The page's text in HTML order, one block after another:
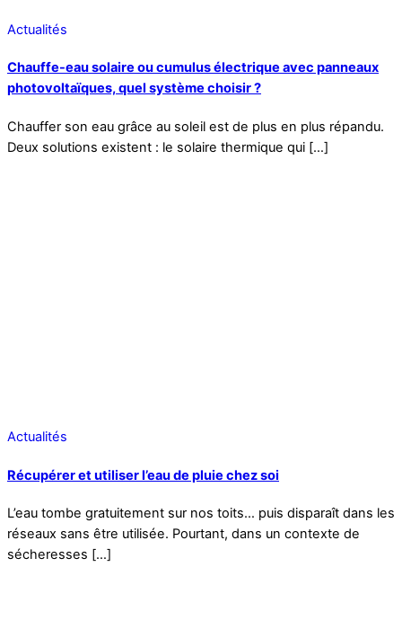
Actualités
Chauffe-eau solaire ou cumulus électrique avec panneaux
photovoltaïques, quel système choisir ?
Chauffer son eau grâce au soleil est de plus en plus répandu.
Deux solutions existent : le solaire thermique qui […]
Actualités
Récupérer et utiliser l’eau de pluie chez soi
L’eau tombe gratuitement sur nos toits… puis disparaît dans les
réseaux sans être utilisée. Pourtant, dans un contexte de
sécheresses […]